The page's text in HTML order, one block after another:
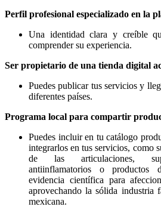
Perfil profesional especializado en la
Una identidad clara y creíble
comprender su experiencia.
Ser propietario de una tienda digital
Puedes publicar tus servicios y
diferentes países.
Programa local para compartir
Puedes incluir en tu catálogo
integrarlos en tus servicios, como
de las articulaciones,
antiinflamatorios o productos
evidencia científica para
aprovechando la sólida industria
mexicana.